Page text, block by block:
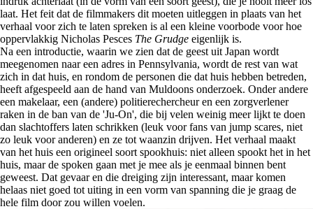
laat. Het feit dat de filmmakers dit moeten uitleggen in plaats van het
verhaal voor zich te laten spreken is al een kleine voorbode voor hoe
oppervlakkig Nicholas Pesces The Grudge eigenlijk is.
Na een introductie, waarin we zien dat de geest uit Japan wordt
meegenomen naar een adres in Pennsylvania, wordt de rest van wat
zich in dat huis, en rondom de personen die dat huis hebben betreden,
heeft afgespeeld aan de hand van Muldoons onderzoek. Onder andere
een makelaar, een (andere) politierechercheur en een zorgverlener
raken in de ban van de 'Ju-On', die bij velen weinig meer lijkt te doen
dan slachtoffers laten schrikken (leuk voor fans van jump scares, niet
zo leuk voor anderen) en ze tot waanzin drijven. Het verhaal maakt
van het huis een origineel soort spookhuis: niet alleen spookt het in het
huis, maar de spoken gaan met je mee als je eenmaal binnen bent
geweest. Dat gevaar en die dreiging zijn interessant, maar komen
helaas niet goed tot uiting in een vorm van spanning die je graag de
hele film door zou willen voelen.